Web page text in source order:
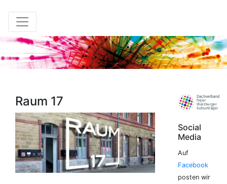
Raum 17
Social
Media
Auf
Facebook
posten wir